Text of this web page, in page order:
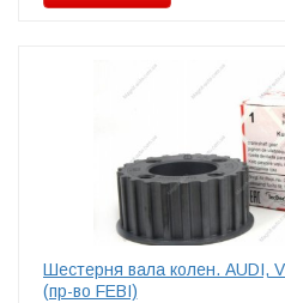
Шестерня вала колен. AUDI,
(пр-во FEBI)